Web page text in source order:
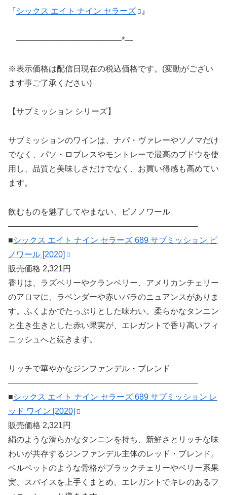
『シックス エイト ナイン セラーズ 』
—————————————*—
※表示価格は配信日現在の税込価格です。(変動がござい
ます事ご了承ください)
【サブミッション シリーズ】
サブミッションのワインは、ナパ・ヴァレーやソノマだけ
でなく、パソ・ロブレスやモントレーで最高のブドウを使
用し、品質と美味しさだけでなく、お買い得感も高めてい
ます。
飲むものを魅了してやまない、ピノノワール
──────────────────────────────────
■シックス エイト ナイン セラーズ 689 サブミッション ピ
ノワール [2020]
販売価格 2,321円
香りは、ラズベリーやクランベリー、アメリカンチェリー
のアロマに、ラベンダーや赤いバラのニュアンスがありま
す。ふくよかでたっぷりとした味わい。柔らかなタンニン
と生き生きとした赤い果実が、エレガントで香り高いフィ
ニッシュへと続きます。
リッチで華やかなジンファンデル・ブレンド
──────────────────────────────────
■シックス エイト ナイン セラーズ 689 サブミッション レ
ッド ワイン [2020]
販売価格 2,321円
絹のような滑らかなタンニンを持ち、新鮮さとリッチな味
わいが共存するジンファンデル主体のレッド・ブレンド。
ベルベットのような骨格がブラックチェリーやベリー系果
実、スパイスを上手くまとめ、エレガントでキレのあるフ